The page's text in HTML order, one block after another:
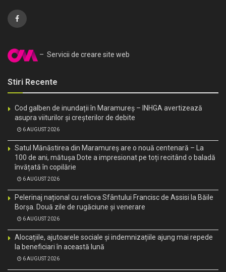
– Servicii de creare site web
Stiri Recente
Cod galben de inundații în Maramureș – INHGA avertizează
asupra viiturilor și creșterilor de debite
6 AUGUST 2026
Satul Mănăstirea din Maramureș are o nouă centenară – La
100 de ani, mătușa Dote a impresionat pe toți recitând o baladă
învățată în copilărie
6 AUGUST 2026
Pelerinaj național cu relicva Sfântului Francisc de Assisi la Băile
Borșa. Două zile de rugăciune și venerare
6 AUGUST 2026
Alocațiile, ajutoarele sociale și indemnizațiile ajung mai repede
la beneficiari în această lună
6 AUGUST 2026